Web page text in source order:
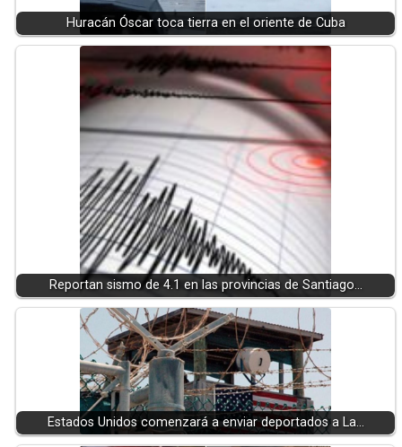
Huracán Óscar toca tierra en el oriente de Cuba
Reportan sismo de 4.1 en las provincias de Santiago…
Estados Unidos comenzará a enviar deportados a La…